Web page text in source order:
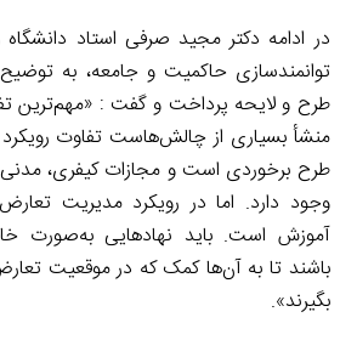
در ادامه دکتر مجید صرفی استاد
توانمندسازی حاکمیت و جامعه، به
طرح و لایحه پرداخت و گفت : «مهم‌ترین
منشأ بسیاری از چالش‌هاست تفاوت
طرح برخوردی است و مجازات کیفری، مدنی
وجود دارد. اما در رویکرد مدیریت
آموزش است. باید نهادهایی به‌صورت
باشند تا به آن‌ها کمک که در موقعیت
بگیرند».